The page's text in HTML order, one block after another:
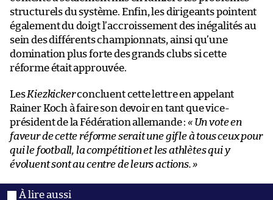
structurels du système. Enfin, les dirigeants pointent
également du doigt l’accroissement des inégalités au
sein des différents championnats, ainsi qu’une
domination plus forte des grands clubs si cette
réforme était approuvée.
LesKiezkickerconcluent cette lettre en appelant
Rainer Koch à faire son devoir en tant que vice-
président de la Fédération allemande : « Un vote en
faveur de cette réforme serait une gifle à tous ceux pour
qui le football, la compétition et les athlètes qui y
évoluent sont au centre de leurs actions. »